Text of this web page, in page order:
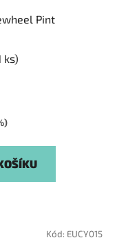
Pint
ks)
Kód: EUCY015